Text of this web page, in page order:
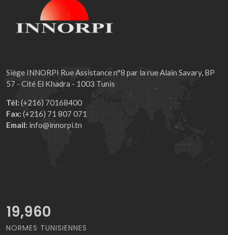
Siège INNORPI Rue Assistance n°8 par la rue Alain Savary, BP
57 - Cité El Khadra - 1003 Tunis
Tél: (+216) 70168400
Fax: (+216) 71 807 071
Email: info@innorpi.tn
21,887
NORMES TUNISIENNES